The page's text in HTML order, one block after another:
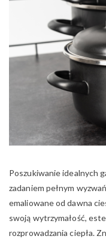
Poszukiwanie idealnych
zadaniem pełnym
emaliowane od dawna
swoją wytrzymałość,
rozprowadzania ciepła.